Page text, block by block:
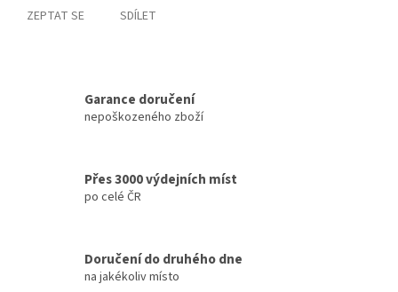
ZEPTAT SE SDÍLET
Garance doručení
nepoškozeného zboží
Přes 3000 výdejních míst
po celé ČR
Doručení do druhého dne
na jakékoliv místo